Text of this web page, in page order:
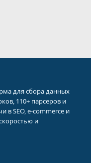
для сбора данных
110+ парсеров и
в SEO, e-commerce и
и